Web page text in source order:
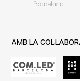
AMB LA